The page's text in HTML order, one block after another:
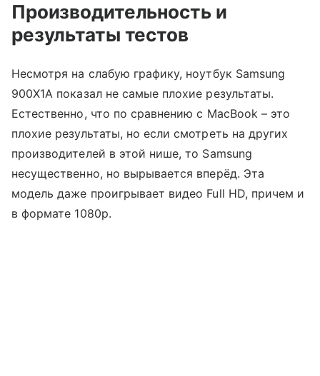
Производительность и
результаты тестов
Несмотря на слабую графику, ноутбук Samsung
900X1A показал не самые плохие результаты.
Естественно, что по сравнению с MacBook – это
плохие результаты, но если смотреть на других
производителей в этой нише, то Samsung
несущественно, но вырывается вперёд. Эта
модель даже проигрывает видео Full HD, причем и
в формате 1080p.